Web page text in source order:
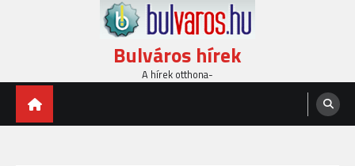
Bulváros hírek
A hírek otthona-